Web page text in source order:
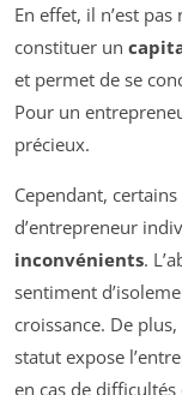
En effet, il n’est
constituer un
et permet de se
Pour un
précieux.
Cependant,
d’entrepreneur
inconvénients.
sentiment
croissance. De plus,
statut expose
en cas de